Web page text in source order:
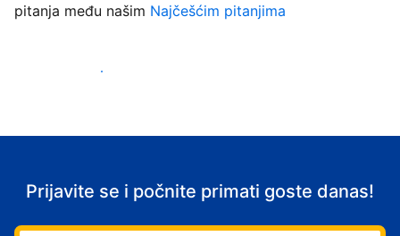
pitanja među našim Najčešćim pitanjima
Počnite primati goste
Prijavite se i počnite primati goste danas!